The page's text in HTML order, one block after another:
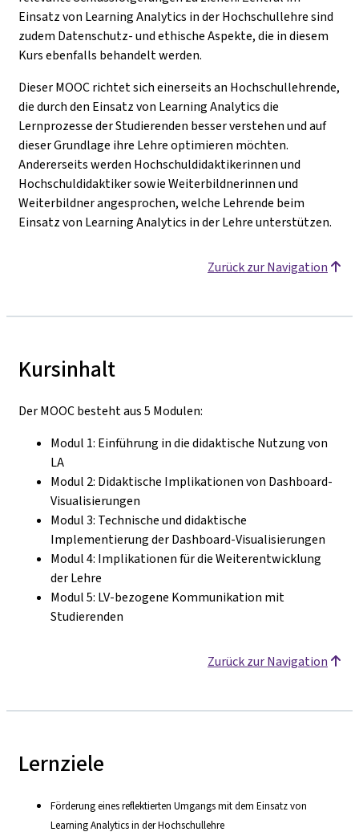
Einsatz von Learning Analytics in der Hochschullehre sind
zudem Datenschutz- und ethische Aspekte, die in diesem
Kurs ebenfalls behandelt werden.
Dieser MOOC richtet sich einerseits an Hochschullehrende,
die durch den Einsatz von Learning Analytics die
Lernprozesse der Studierenden besser verstehen und auf
dieser Grundlage ihre Lehre optimieren möchten.
Andererseits werden Hochschuldidaktikerinnen und
Hochschuldidaktiker sowie Weiterbildnerinnen und
Weiterbildner angesprochen, welche Lehrende beim
Einsatz von Learning Analytics in der Lehre unterstützen.
Zurück zur Navigation
Kursinhalt
Der MOOC besteht aus 5 Modulen:
Modul 1: Einführung in die didaktische Nutzung von
LA
Modul 2: Didaktische Implikationen von Dashboard-
Visualisierungen
Modul 3: Technische und didaktische
Implementierung der Dashboard-Visualisierungen
Modul 4: Implikationen für die Weiterentwicklung
der Lehre
Modul 5: LV-bezogene Kommunikation mit
Studierenden
Zurück zur Navigation
Lernziele
Förderung eines reflektierten Umgangs mit dem Einsatz von
Learning Analytics in der Hochschullehre